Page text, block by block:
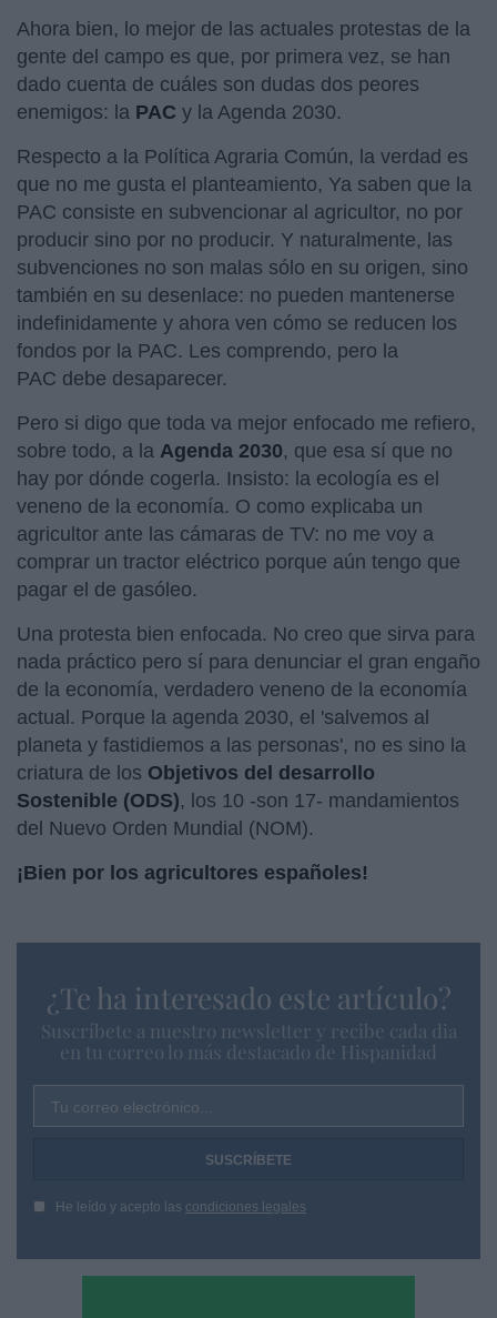
Ahora bien, lo mejor de las actuales protestas de la
gente del campo es que, por primera vez, se han
dado cuenta de cuáles son dudas dos peores
enemigos: la PAC y la Agenda 2030.
Respecto a la Política Agraria Común, la verdad es
que no me gusta el planteamiento, Ya saben que la
PAC consiste en subvencionar al agricultor, no por
producir sino por no producir. Y naturalmente, las
subvenciones no son malas sólo en su origen, sino
también en su desenlace: no pueden mantenerse
indefinidamente y ahora ven cómo se reducen los
fondos por la PAC. Les comprendo, pero la
PAC debe desaparecer.
Pero si digo que toda va mejor enfocado me refiero,
sobre todo, a la Agenda 2030, que esa sí que no
hay por dónde cogerla. Insisto: la ecología es el
veneno de la economía. O como explicaba un
agricultor ante las cámaras de TV: no me voy a
comprar un tractor eléctrico porque aún tengo que
pagar el de gasóleo.
Una protesta bien enfocada. No creo que sirva para
nada práctico pero sí para denunciar el gran engaño
de la economía, verdadero veneno de la economía
actual. Porque la agenda 2030, el 'salvemos al
planeta y fastidiemos a las personas', no es sino la
criatura de los Objetivos del desarrollo
Sostenible (ODS), los 10 -son 17- mandamientos
del Nuevo Orden Mundial (NOM).
¡Bien por los agricultores españoles!
¿Te ha interesado este artículo?
Suscríbete a nuestro newsletter y recibe cada dia
en tu correo lo más destacado de Hispanidad
Tu correo electrónico...
He leído y acepto las condiciones legales